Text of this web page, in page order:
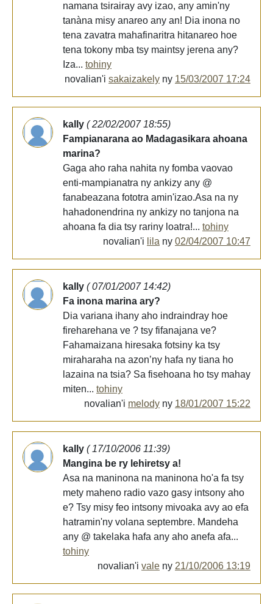
namana tsirairay avy izao, any amin'ny
tanàna misy anareo any an! Dia inona no
tena zavatra mahafinaritra hitanareo hoe
tena tokony mba tsy maintsy jerena any?
Iza... tohiny
novalian'i sakaizakely ny 15/03/2007 17:24
kally ( 22/02/2007 18:55)
Fampianarana ao Madagasikara ahoana
marina?
Gaga aho raha nahita ny fomba vaovao
enti-mampianatra ny ankizy any @
fanabeazana fototra amin'izao.Asa na ny
hahadonendrina ny ankizy no tanjona na
ahoana fa dia tsy rariny loatra!... tohiny
novalian'i lila ny 02/04/2007 10:47
kally ( 07/01/2007 14:42)
Fa inona marina ary?
Dia variana ihany aho indraindray hoe
fireharehana ve ? tsy fifanajana ve?
Fahamaizana hiresaka fotsiny ka tsy
miraharaha na azon’ny hafa ny tiana ho
lazaina na tsia? Sa fisehoana ho tsy mahay
miten... tohiny
novalian'i melody ny 18/01/2007 15:22
kally ( 17/10/2006 11:39)
Mangina be ry lehiretsy a!
Asa na maninona na maninona ho'a fa tsy
mety maheno radio vazo gasy intsony aho
e? Tsy misy feo intsony mivoaka avy ao efa
hatramin'ny volana septembre. Mandeha
any @ takelaka hafa any aho anefa afa...
tohiny
novalian'i vale ny 21/10/2006 13:19